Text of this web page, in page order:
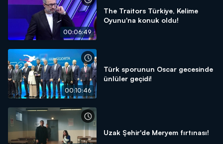
00:06:49
The Traitors Türkiye, Kelime
Oyunu'na konuk oldu!
00:10:46
Türk sporunun Oscar gecesinde
ünlüler geçidi!
Uzak Şehir'de Meryem fırtınası!